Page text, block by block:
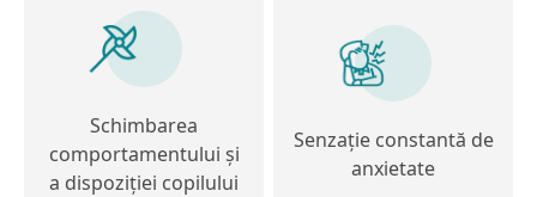
Schimbarea
comportamentului și
a dispoziției copilului
Senzație constantă de
anxietate